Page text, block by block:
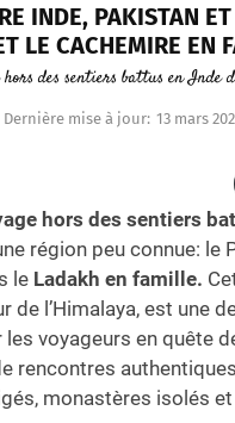
INDE, PAKISTAN
LE CACHEMIRE EN
des sentiers battus en Inde
Dernière mise à jour: 13 mars
hors des sentiers
région peu connue: le
le Ladakh en famille.
de l’Himalaya, est une
voyageurs en quête
rencontres
monastères isolés